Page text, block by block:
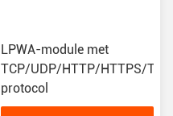
LPWA-module met
TCP/UDP/HTTP/HTTPS/
protocol